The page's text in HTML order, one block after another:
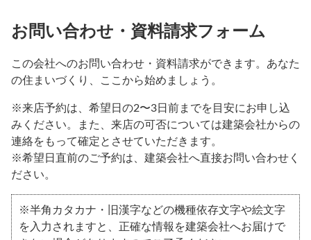
お問い合わせ・資料請求フォーム
この会社へのお問い合わせ・資料請求ができます。あなた
の住まいづくり、ここから始めましょう。
※来店予約は、希望日の2〜3日前までを目安にお申し込
みください。また、来店の可否については建築会社からの
連絡をもって確定とさせていただきます。
※希望日直前のご予約は、建築会社へ直接お問い合わせく
ださい。
※半角カタカナ・旧漢字などの機種依存文字や絵文字
を入力されますと、正確な情報を建築会社へお届けで